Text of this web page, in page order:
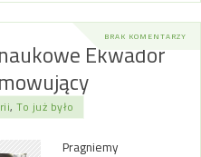
BRAK KOMENTARZY
Ekwador
,To już było
Pragniemy